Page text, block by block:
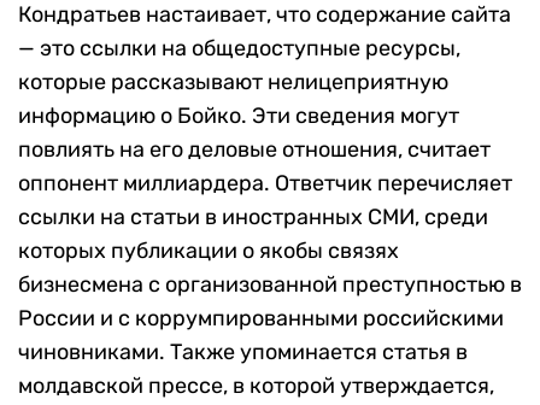
Кондратьев настаивает, что содержание сайта
— это ссылки на общедоступные ресурсы,
которые рассказывают нелицеприятную
информацию о Бойко. Эти сведения могут
повлиять на его деловые отношения, считает
оппонент миллиардера. Ответчик перечисляет
ссылки на статьи в иностранных СМИ, среди
которых публикации о якобы связях
бизнесмена с организованной преступностью в
России и с коррумпированными российскими
чиновниками. Также упоминается статья в
молдавской прессе, в которой утверждается,